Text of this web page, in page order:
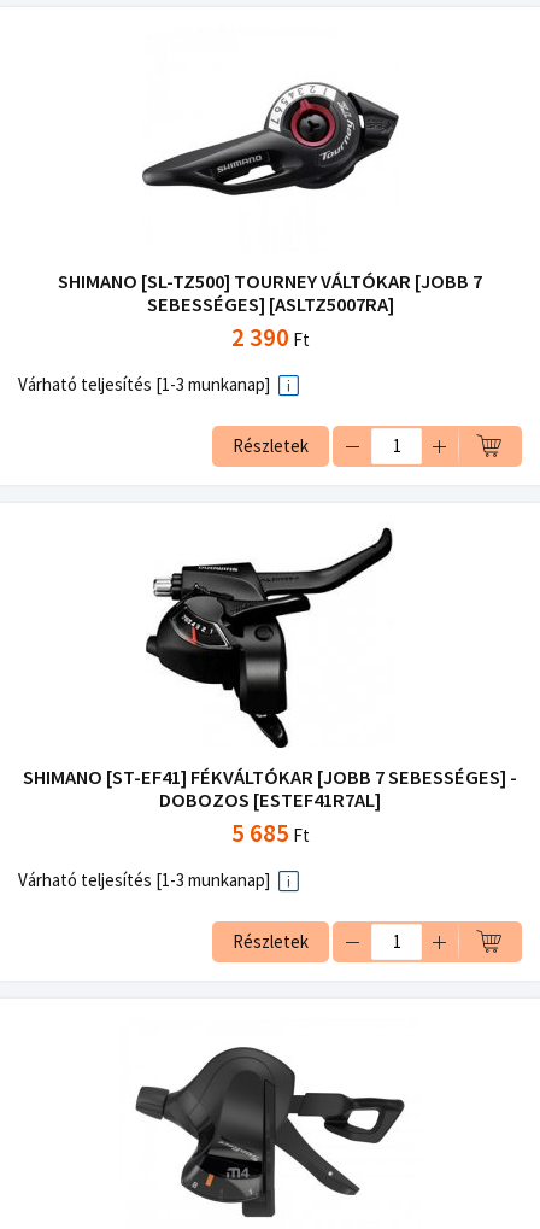
SHIMANO [SL-TZ500] TOURNEY VÁLTÓKAR [JOBB 7
SEBESSÉGES] [ASLTZ5007RA]
2 390 Ft
Várható teljesítés [1-3 munkanap]
Részletek
SHIMANO [ST-EF41] FÉKVÁLTÓKAR [JOBB 7 SEBESSÉGES] -
DOBOZOS [ESTEF41R7AL]
5 685 Ft
Várható teljesítés [1-3 munkanap]
Részletek